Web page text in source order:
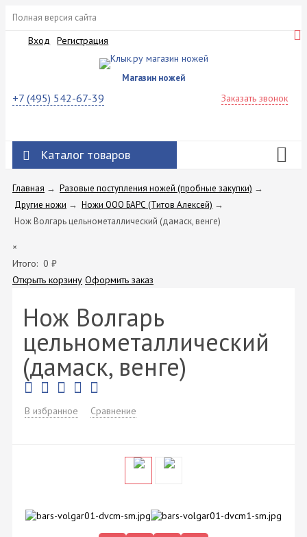
Полная версия сайта
Вход Регистрация
Магазин ножей
+7 (495) 542-67-39 Заказать звонок
Каталог товаров
Главная → Разовые поступления ножей (пробные закупки) →
Другие ножи → Ножи ООО БАРС (Титов Алексей) →
Нож Волгарь цельнометаллический (дамаск, венге)
×
Итого: 0 ₽
Открыть корзину Оформить заказ
Нож Волгарь
цельнометаллический
(дамаск, венге)
В избранное Сравнение